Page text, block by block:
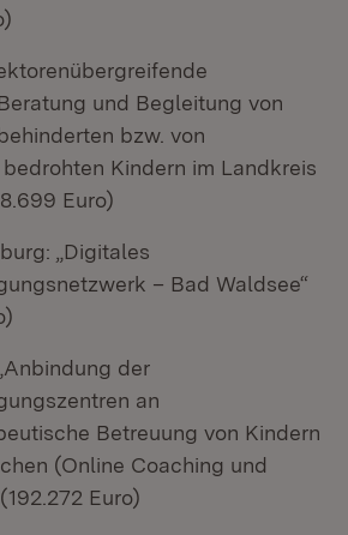
und Begleitung von
bzw. von
Kindern im Landkreis
Euro)
„Digitales
– Bad Waldsee“
der
an
Betreuung von Kindern
(Online Coaching und
Euro)